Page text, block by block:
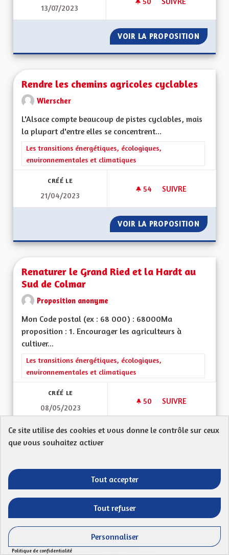
13/07/2023
VOIR LA PROPOSITION
Rendre les chemins agricoles cyclables
Wierscher
L'Alsace compte beaucoup de pistes cyclables, mais
la plupart d'entre elles se concentrent...
Filtrer les résultats de la catégorie : Les transitions
Les transitions énergétiques, écologiques,
environnementales et climatiques
CRÉÉ LE
21/04/2023
54 54 ABONNÉS
SUIVRE
VOIR LA PROPOSITION
Renaturer le Grand Ried et la Hardt au
Sud de Colmar
Proposition anonyme
Mon Code postal (ex : 68 000) : 68000Ma
proposition : 1. Encourager les agriculteurs à
cultiver...
Filtrer les résultats de la catégorie : Les transitions
Les transitions énergétiques, écologiques,
environnementales et climatiques
CRÉÉ LE
08/05/2023
50 50 ABONNÉS
SUIVRE
VOIR LA PROPOSITION
Relier les pistes cyclables existantes
entre elles
Proposition anonyme
Mon Code postal (ex : 68 000) : 68280Relier les
Ce site utilise des cookies et vous donne le contrôle sur ceux
que vous souhaitez activer
Tout accepter
Tout refuser
Personnaliser
Politique de confidentialité